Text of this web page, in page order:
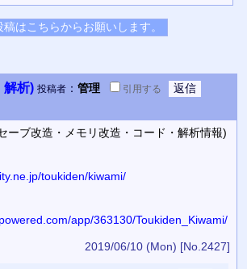
解析) 投稿者： 管理 引用する
ーブ改造・メモリ改造・コード・解析情報)
toukiden/kiwami/
app/363130/Toukiden_Kiwami/
2019/06/10 (Mon) [No.2427]